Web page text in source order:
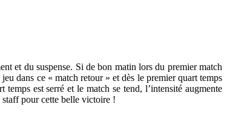
et du suspense. Si de bon matin lors du premier match
dans ce « match retour » et dès le premier quart temps
est serré et le match se tend, l’intensité augmente
staff pour cette belle victoire !